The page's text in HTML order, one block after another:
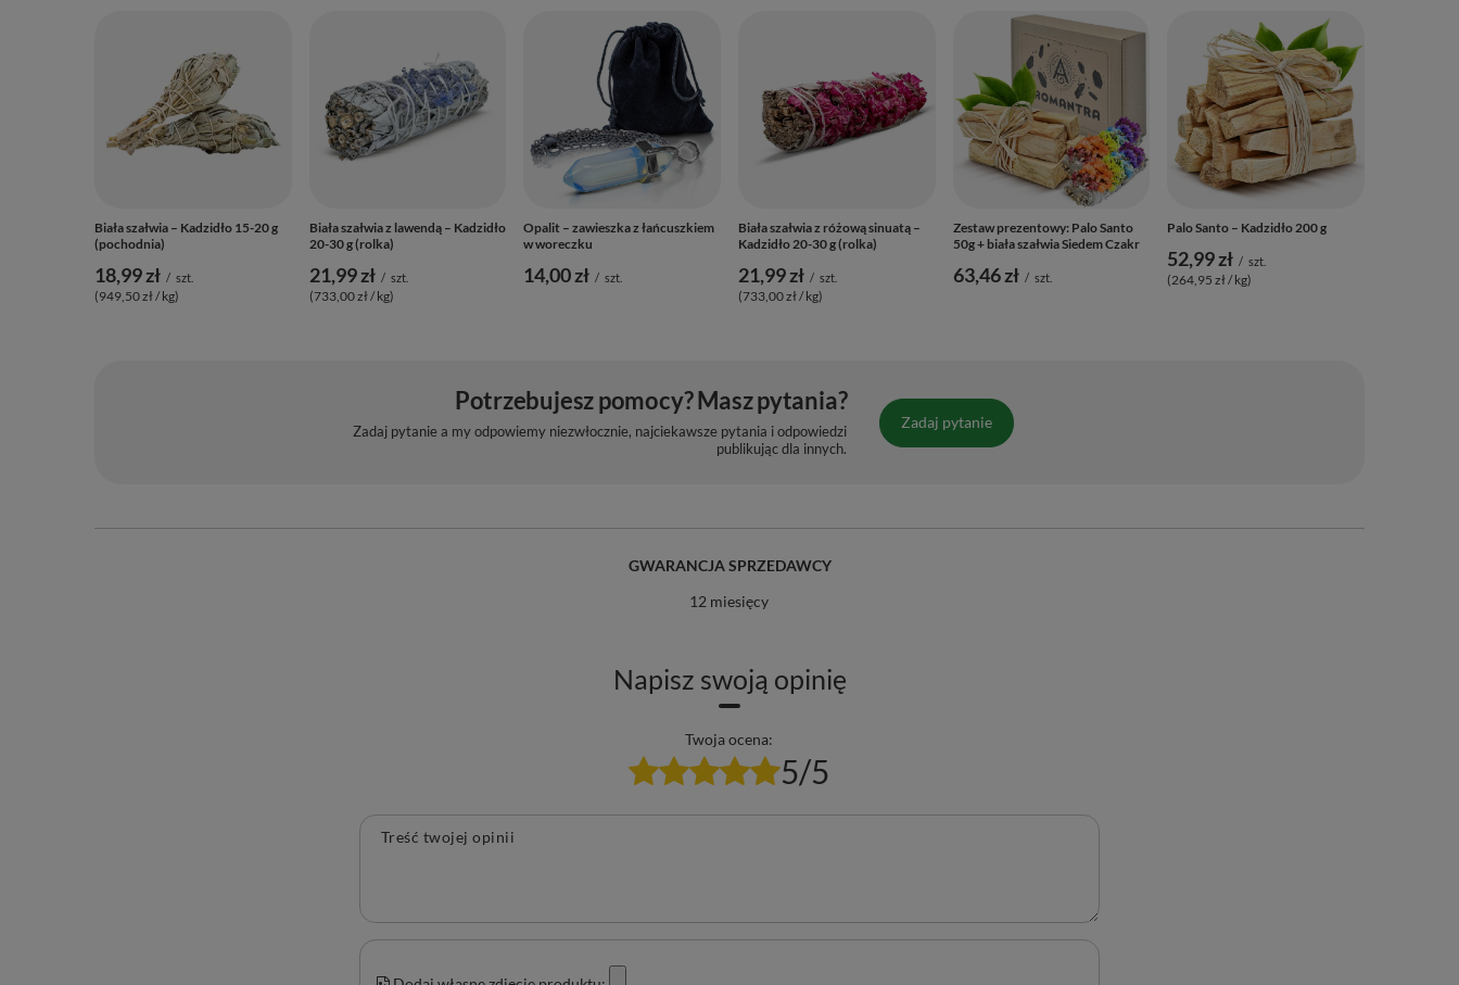
Biała szałwia – Kadzidło 15-20 g
(pochodnia)
18,99 zł / szt.
(949,50 zł / kg)
Biała szałwia z lawendą – Kadzidło
20-30 g (rolka)
21,99 zł / szt.
(733,00 zł / kg)
Opalit – zawieszka z łańcuszkiem
w woreczku
14,00 zł / szt.
Biała szałwia z różową sinuatą –
Kadzidło 20-30 g (rolka)
21,99 zł / szt.
(733,00 zł / kg)
Zestaw prezentowy: Palo Santo
50g + biała szałwia Siedem Czakr
63,46 zł / szt.
Palo Santo – Kadzidło 200 g
52,99 zł / szt.
(264,95 zł / kg)
Potrzebujesz pomocy? Masz pytania?
Zadaj pytanie a my odpowiemy niezwłocznie, najciekawsze pytania i odpowiedzi
publikując dla innych.
Zadaj pytanie
GWARANCJA SPRZEDAWCY
12 miesięcy
Napisz swoją opinię
Twoja ocena:
5/5
Treść twojej opinii